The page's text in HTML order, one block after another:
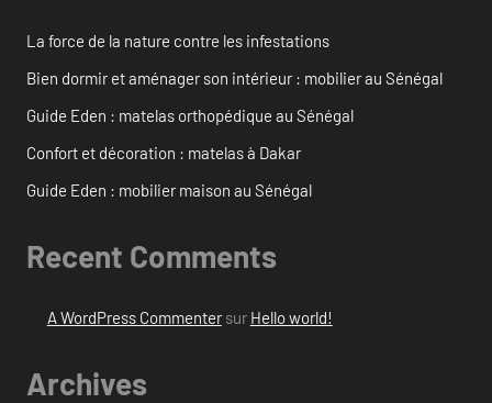
La force de la nature contre les infestations
Bien dormir et aménager son intérieur : mobilier au Sénégal
Guide Eden : matelas orthopédique au Sénégal
Confort et décoration : matelas à Dakar
Guide Eden : mobilier maison au Sénégal
Recent Comments
A WordPress Commentersur Hello world!
Archives